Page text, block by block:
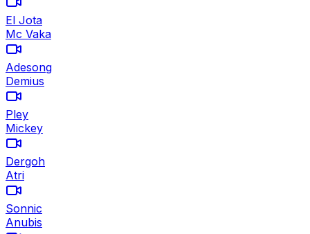
El Jota
Mc Vaka
Adesong
Demius
Pley
Mickey
Dergoh
Atri
Sonnic
Anubis